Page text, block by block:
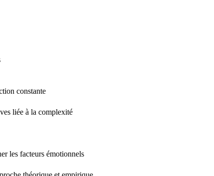
constante
liée à la complexité
les facteurs émotionnels